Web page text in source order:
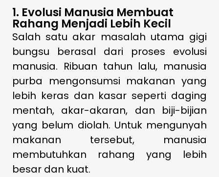
1. Evolusi Manusia Membuat
Rahang Menjadi Lebih Kecil
Salah satu akar masalah utama gigi
bungsu berasal dari proses evolusi
manusia. Ribuan tahun lalu, manusia
purba mengonsumsi makanan yang
lebih keras dan kasar seperti daging
mentah, akar-akaran, dan biji-bijian
yang belum diolah. Untuk mengunyah
makanan tersebut, manusia
membutuhkan rahang yang lebih
besar dan kuat.